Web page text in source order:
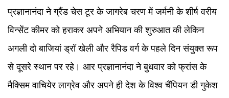
प्रज्ञानानंदा ने ग्रैंड चेस टूर के जागरेब चरण में जर्मनी के शीर्ष वरीय
विन्सेंट कीमर को हराकर अपने अभियान की शुरुआत की लेकिन
अगली दो बाजियां ड्रॉ खेली और रैपिड वर्ग के पहले दिन संयुक्त रूप
से दूसरे स्थान पर रहे। आर प्रज्ञानानंदा ने बुधवार को फ्रांस के
मैक्सिम वाचियेर लाग्रेव और अपने ही देश के विश्व चैंपियन डी गुकेश